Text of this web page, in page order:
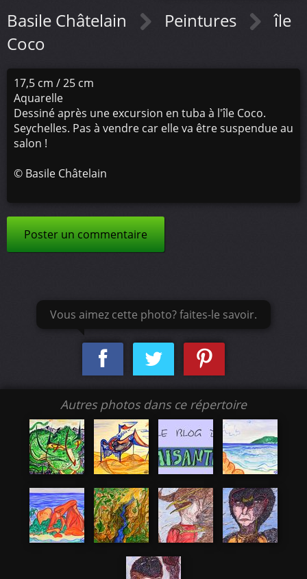
Basile Châtelain Peintures
île
Coco
17,5 cm / 25 cm
Aquarelle
Dessiné après une excursion en tuba à l'île Coco.
Seychelles. Pas à vendre car elle va être suspendue au
salon !
© Basile Châtelain
Poster un commentaire
Vous aimez cette photo? faites-le savoir.
Autres photos dans ce répertoire